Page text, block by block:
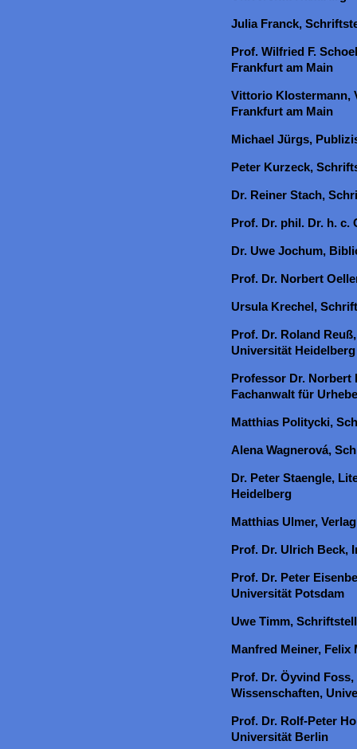
Julia Franck,
Prof. Wilfried F.
Frankfurt am Main
Vittorio Klostermann,
Frankfurt am Main
Michael Jürgs,
Peter Kurzeck,
Dr. Reiner Stach,
Prof. Dr. phil. Dr. h. c.
Dr. Uwe Jochum,
Prof. Dr. Norbert
Ursula Krechel,
Prof. Dr. Roland
Universität Heidelberg
Professor Dr. Norbert
Fachanwalt für
Matthias Politycki,
Alena Wagnerová,
Dr. Peter Staengle,
Heidelberg
Matthias Ulmer,
Prof. Dr. Ulrich Beck,
Prof. Dr. Peter
Universität Potsdam
Uwe Timm,
Manfred Meiner, Felix
Prof. Dr. Öyvind
Wissenschaften,
Prof. Dr. Rolf-Peter
Universität Berlin